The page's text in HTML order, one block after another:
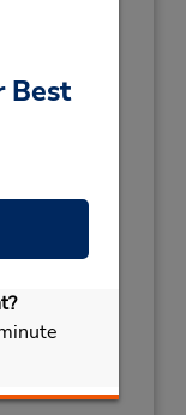
Best
clés
se
distance